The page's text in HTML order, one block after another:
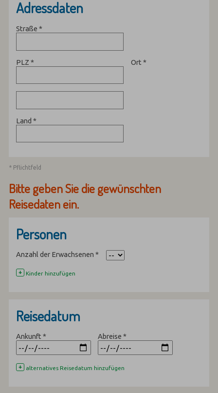
Adressdaten
Straße*
PLZ* Ort *
Land*
* Pflichtfeld
Bitte geben Sie die gewünschten
Reisedaten ein.
Personen
Anzahl der Erwachsenen*
+ Kinder hinzufügen
Reisedatum
Ankunft* Abreise*
+ alternatives Reisedatum hinzufügen